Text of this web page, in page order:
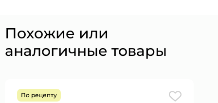
Похожие или
аналогичные товары
По рецепту